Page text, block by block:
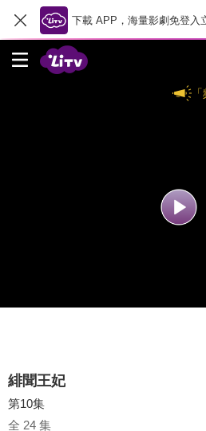
下載 APP，海量影劇免登入
緋聞王妃
第10集
全 24 集